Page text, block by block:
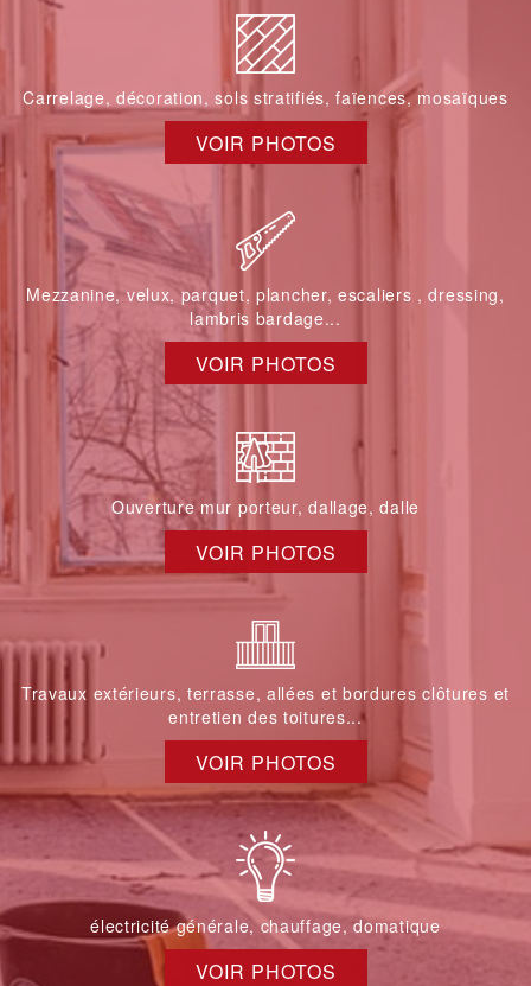
Carrelage, décoration, sols stratifiés, faïences, mosaïques
VOIR PHOTOS
Mezzanine, velux, parquet, plancher, escaliers , dressing,
lambris bardage...
VOIR PHOTOS
Ouverture mur porteur, dallage, dalle
VOIR PHOTOS
Travaux extérieurs, terrasse, allées et bordures clôtures et
entretien des toitures...
VOIR PHOTOS
électricité générale, chauffage, domatique
VOIR PHOTOS